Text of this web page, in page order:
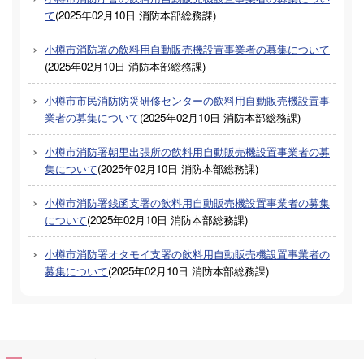
て(2025年02月10日 消防本部総務課)
小樽市消防署の飲料用自動販売機設置事業者の募集について
(2025年02月10日 消防本部総務課)
小樽市市民消防防災研修センターの飲料用自動販売機設置事
業者の募集について(2025年02月10日 消防本部総務課)
小樽市消防署朝里出張所の飲料用自動販売機設置事業者の募
集について(2025年02月10日 消防本部総務課)
小樽市消防署銭函支署の飲料用自動販売機設置事業者の募集
について(2025年02月10日 消防本部総務課)
小樽市消防署オタモイ支署の飲料用自動販売機設置事業者の
募集について(2025年02月10日 消防本部総務課)